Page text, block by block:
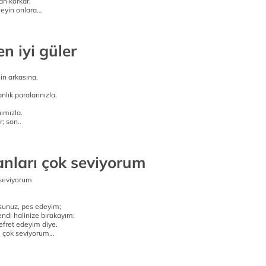
onlara…
iyi güler
arkasına.
paralarınızla.
son..
çok seviyorum
pes edeyim;
halinize bırakayım;
edeyim diye.
çok seviyorum…